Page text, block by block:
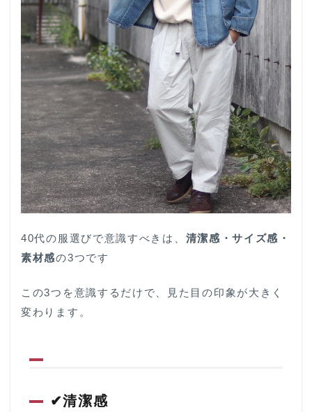
ト
1.1
1.2
✔清
潔感
1.3
✔サ
イズ
感
1.4
✔素
材に
こだ
たブ
ラン
ドを
のが
代
40代の服選びで意識すべきは、 清潔感・サイズ感・
素材感の3つです
この3つを意識するだけで、見た目の印象が大きく
変わります。
✔清潔感